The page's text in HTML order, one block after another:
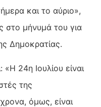
και το αύριο»,
στο μήνυμά του για
Δημοκρατίας.
24η Ιουλίου είναι
της
όμως, είναι